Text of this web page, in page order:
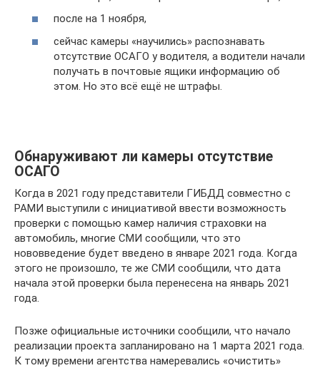
после на 1 ноября,
сейчас камеры «научились» распознавать
отсутствие ОСАГО у водителя, а водители начали
получать в почтовые ящики информацию об
этом. Но это всё ещё не штрафы.
Обнаруживают ли камеры отсутствие
ОСАГО
Когда в 2021 году представители ГИБДД совместно с
РАМИ выступили с инициативой ввести возможность
проверки с помощью камер наличия страховки на
автомобиль, многие СМИ сообщили, что это
нововведение будет введено в январе 2021 года. Когда
этого не произошло, те же СМИ сообщили, что дата
начала этой проверки была перенесена на январь 2021
года.
Позже официальные источники сообщили, что начало
реализации проекта запланировано на 1 марта 2021 года.
К тому времени агентства намеревались «очистить»